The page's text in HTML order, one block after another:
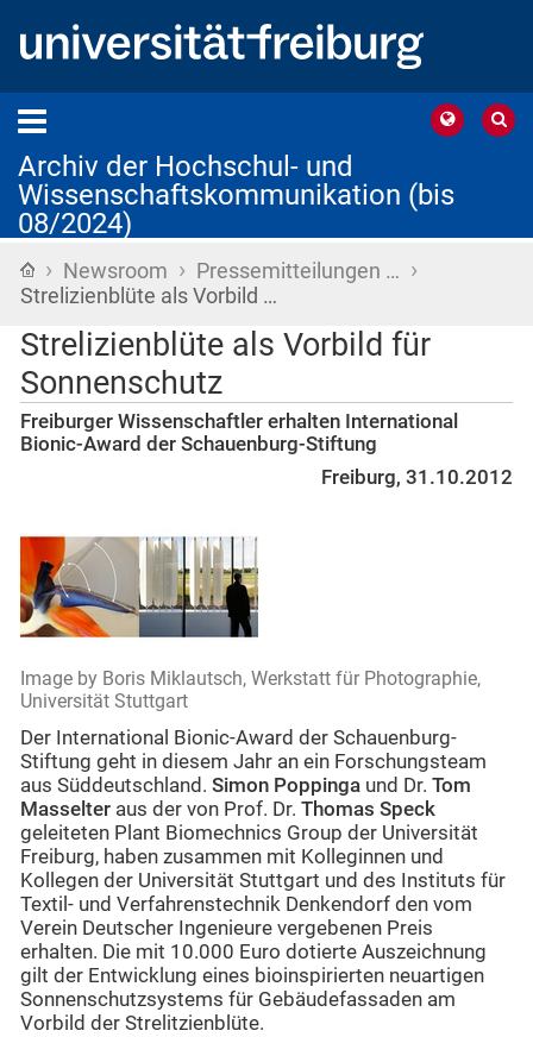
Archiv der Hochschul- und
Wissenschaftskommunikation (bis
08/2024)
Startseite
› Newsroom › Pressemitteilungen … ›
Strelizienblüte als Vorbild …
Strelizienblüte als Vorbild für
Sonnenschutz
Freiburger Wissenschaftler erhalten International
Bionic-Award der Schauenburg-Stiftung
Freiburg, 31.10.2012
Image by Boris Miklautsch, Werkstatt für Photographie,
Universität Stuttgart
Der International Bionic-Award der Schauenburg-
Stiftung geht in diesem Jahr an ein Forschungsteam
aus Süddeutschland. Simon Poppinga und Dr. Tom
Masselter aus der von Prof. Dr. Thomas Speck
geleiteten Plant Biomechnics Group der Universität
Freiburg, haben zusammen mit Kolleginnen und
Kollegen der Universität Stuttgart und des Instituts für
Textil- und Verfahrenstechnik Denkendorf den vom
Verein Deutscher Ingenieure vergebenen Preis
erhalten. Die mit 10.000 Euro dotierte Auszeichnung
gilt der Entwicklung eines bioinspirierten neuartigen
Sonnenschutzsystems für Gebäudefassaden am
Vorbild der Strelitzienblüte.